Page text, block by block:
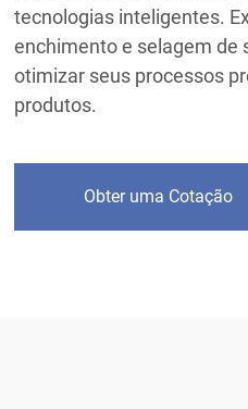
tecnologias inteligentes.
enchimento e selagem de
otimizar seus processos
produtos.
Obter uma Cotação